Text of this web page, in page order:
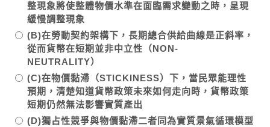
整現象將使整體物價水準在面臨需求變動之時，呈現
緩慢調整現象
(B)在勞動契約架構下，長期總合供給曲線是正斜率，
從而貨幣在短期並非中立性（NON-
NEUTRALITY）
(C)在物價黏滯（STICKINESS）下，當民眾能理性
預期，清楚知道貨幣政策未來如何走向時，貨幣政策
短期仍然無法影響實質產出
(D)獨占性競爭與物價黏滯二者同為實質景氣循環模型